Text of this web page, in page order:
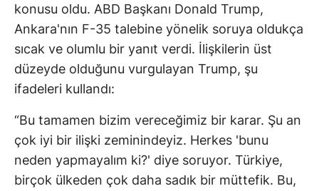
konusu oldu. ABD Başkanı Donald Trump,
Ankara'nın F-35 talebine yönelik soruya oldukça
sıcak ve olumlu bir yanıt verdi. İlişkilerin üst
düzeyde olduğunu vurgulayan Trump, şu
ifadeleri kullandı:
“Bu tamamen bizim vereceğimiz bir karar. Şu an
çok iyi bir ilişki zeminindeyiz. Herkes 'bunu
neden yapmayalım ki?' diye soruyor. Türkiye,
birçok ülkeden çok daha sadık bir müttefik. Bu,